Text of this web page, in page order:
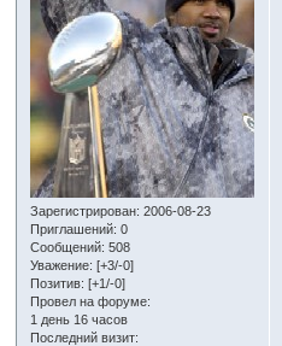
Зарегистрирован: 2006-08-23
Приглашений: 0
Сообщений: 508
Уважение: [+3/-0]
Позитив: [+1/-0]
Провел на форуме:
1 день 16 часов
Последний визит: